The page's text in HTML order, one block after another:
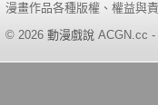
漫畫作品各種版權、權益與
© 2026 動漫戲說 ACGN.cc